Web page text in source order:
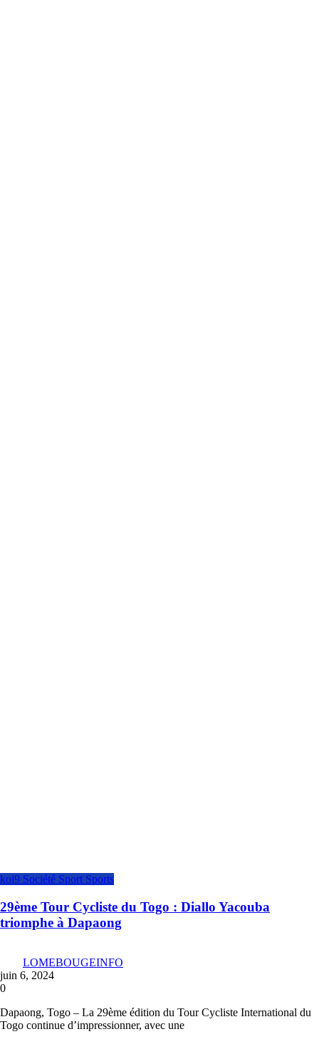
koi9 Société Sport Sports
29ème Tour Cycliste du Togo : Diallo Yacouba
triomphe à Dapaong
LOMEBOUGEINFO
juin 6, 2024
0
Dapaong, Togo – La 29ème édition du Tour Cycliste International du
Togo continue d’impressionner, avec une